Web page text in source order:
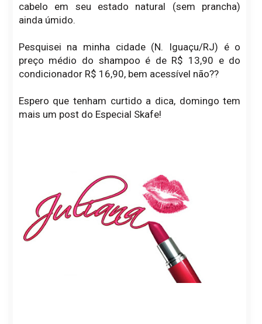
cabelo em seu estado natural (sem prancha)
ainda úmido.
Pesquisei na minha cidade (N. Iguaçu/RJ) é o
preço médio do shampoo é de R$ 13,90 e do
condicionador R$ 16,90, bem acessível não??
Espero que tenham curtido a dica, domingo tem
mais um post do Especial Skafe!